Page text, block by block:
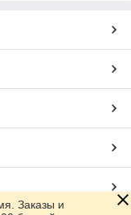
Заказы и